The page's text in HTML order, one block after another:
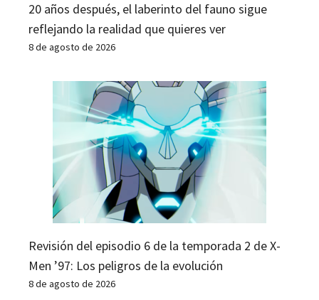
20 años después, el laberinto del fauno sigue
reflejando la realidad que quieres ver
8 de agosto de 2026
Revisión del episodio 6 de la temporada 2 de X-
Men ’97: Los peligros de la evolución
8 de agosto de 2026